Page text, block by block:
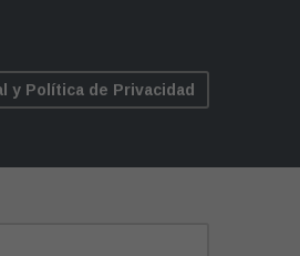
y Política de Privacidad